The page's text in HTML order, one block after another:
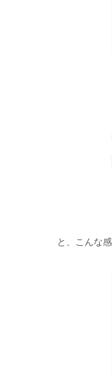
と、こんな